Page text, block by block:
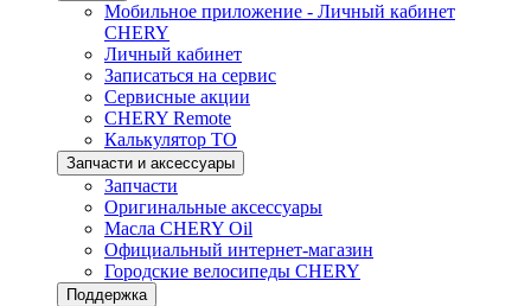
Мобильное приложение - Личный кабинет
CHERY
Личный кабинет
Записаться на сервис
Сервисные акции
CHERY Remote
Калькулятор ТО
Запчасти и аксессуары
Запчасти
Оригинальные аксессуары
Масла CHERY Oil
Официальный интернет-магазин
Городские велосипеды CHERY
Поддержка